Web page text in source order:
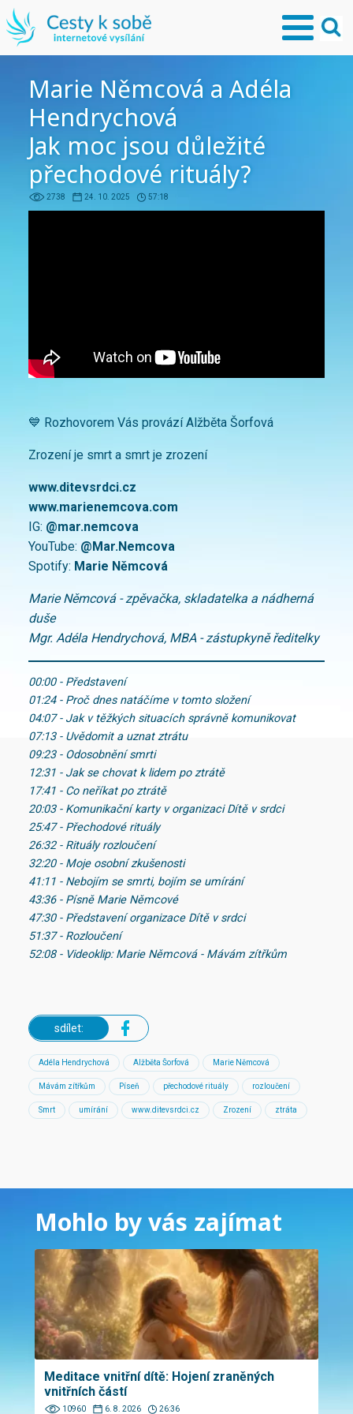
Marie Němcová a Adéla
Hendrychová
Jak moc jsou důležité
přechodové rituály?
2738 24. 10. 2025 57:18
💙 Rozhovorem Vás provází Alžběta Šorfová
Zrození je smrt a smrt je zrození
www.ditevsrdci.cz
www.marienemcova.com
IG: @mar.nemcova
YouTube: @Mar.Nemcova
Spotify: Marie Němcová
Marie Němcová - zpěvačka, skladatelka a nádherná
duše
Mgr. Adéla Hendrychová, MBA - zástupkyně ředitelky
00:00 - Představení
01:24 - Proč dnes natáčíme v tomto složení
04:07 - Jak v těžkých situacích správně komunikovat
07:13 - Uvědomit a uznat ztrátu
09:23 - Odosobnění smrti
12:31 - Jak se chovat k lidem po ztrátě
17:41 - Co neříkat po ztrátě
20:03 - Komunikační karty v organizaci Dítě v srdci
25:47 - Přechodové rituály
26:32 - Rituály rozloučení
32:20 - Moje osobní zkušenosti
41:11 - Nebojím se smrti, bojím se umírání
43:36 - Písně Marie Němcové
47:30 - Představení organizace Dítě v srdci
51:37 - Rozloučení
52:08 - Videoklip: Marie Němcová - Mávám zítřkům
sdílet:
Adéla Hendrychová Alžběta Šorfová Marie Němcová
Mávám zítřkům Píseň přechodové rituály rozloučení
Smrt umírání www.ditevsrdci.cz Zrození ztráta
Mohlo by vás zajímat
Meditace vnitřní dítě: Hojení zraněných
vnitřních částí
10960 6. 8. 2026 26:36